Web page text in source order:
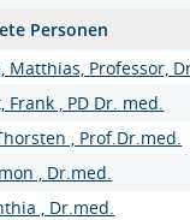
Personen
Matthias, Professor,
Frank , PD Dr. med.
, Prof.Dr.med.
, Dr.med.
, Dr.med.